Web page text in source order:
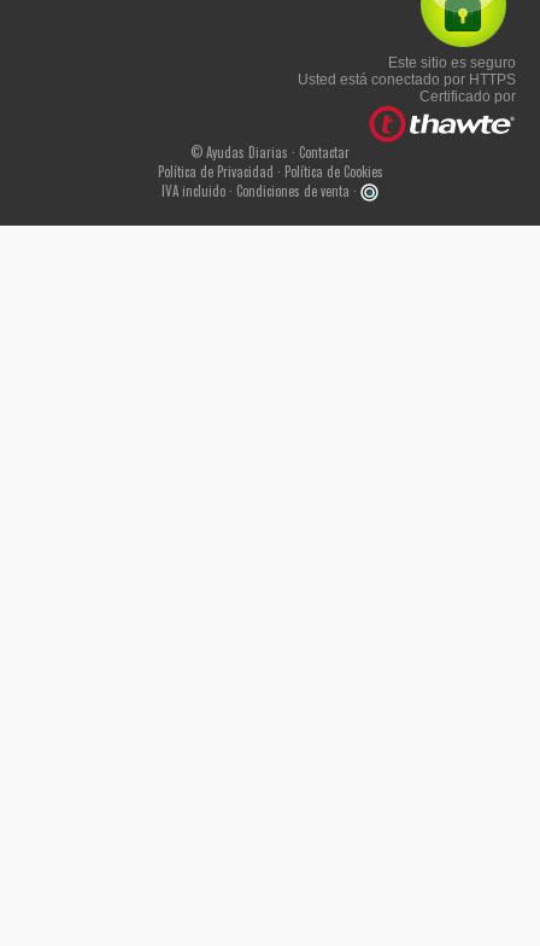
Este sitio es seguro
Usted está conectado por HTTPS
Certificado por
© Ayudas Diarias · Contactar
Política de Privacidad · Política de Cookies
IVA incluido · Condiciones de venta ·